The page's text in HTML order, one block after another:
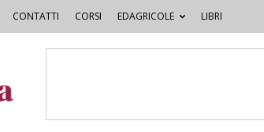
CONTATTI CORSI EDAGRICOLE LIBRI